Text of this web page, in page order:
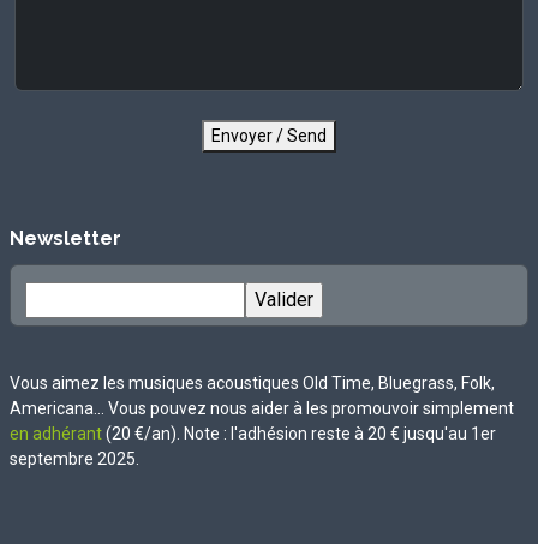
Envoyer / Send
Newsletter
Vous aimez les musiques acoustiques Old Time, Bluegrass, Folk,
Americana... Vous pouvez nous aider à les promouvoir simplement
en adhérant(20 €/an). Note : l'adhésion reste à 20 € jusqu'au 1er
septembre 2025.